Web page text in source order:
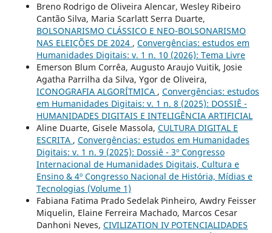
Breno Rodrigo de Oliveira Alencar, Wesley Ribeiro
Cantão Silva, Maria Scarlatt Serra Duarte,
BOLSONARISMO CLÁSSICO E NEO-BOLSONARISMO
NAS ELEIÇÕES DE 2024 , Convergências: estudos em
Humanidades Digitais: v. 1 n. 10 (2026): Tema Livre
Emerson Blum Corrêa, Augusto Araujo Vuitik, Josie
Agatha Parrilha da Silva, Ygor de Oliveira,
ICONOGRAFIA ALGORÍTMICA , Convergências: estudos
em Humanidades Digitais: v. 1 n. 8 (2025): DOSSIÊ -
HUMANIDADES DIGITAIS E INTELIGÊNCIA ARTIFICIAL
Aline Duarte, Gisele Massola, CULTURA DIGITAL E
ESCRITA , Convergências: estudos em Humanidades
Digitais: v. 1 n. 9 (2025): Dossiê - 3º Congresso
Internacional de Humanidades Digitais, Cultura e
Ensino & 4º Congresso Nacional de História, Mídias e
Tecnologias (Volume 1)
Fabiana Fatima Prado Sedelak Pinheiro, Awdry Feisser
Miquelin, Elaine Ferreira Machado, Marcos Cesar
Danhoni Neves, CIVILIZATION IV POTENCIALIDADES